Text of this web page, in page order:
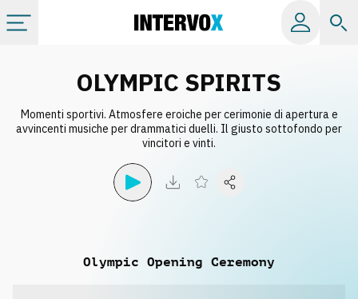
Album
Licenze
OLYMPIC SPIRITS
Momenti sportivi. Atmosfere eroiche per cerimonie di apertura e
avvincenti musiche per drammatici duelli. Il giusto sottofondo per
vincitori e vinti.
Olympic Opening Ceremony